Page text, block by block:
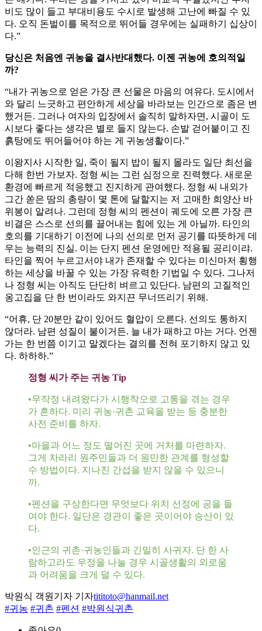
비도 많이 들고 부대비용도 수시로 발생해 고난에 빠질 수 있
다. 오직 돈벌이를 목적으로 뛰어들 경우에는 실패하기 십상이
다.”
당신은 처음엔 귀농을 결사반대했다. 이젠 귀농에 호의적일
까?
“내가 귀농으로 얻은 가장 큰 선물은 마음의 여유다. 도시에서
와 달리 느긋하고 편안하게 세상을 바라보는 인간으로 좀은 변
했거든. 그러나 여자의 입장에서 솔직히 말하자면, 시골이 도
시보다 좋다는 생각은 별로 들지 않는다. 손발 걷어붙이고 진
흙탕에도 뛰어들어야 하는 게 귀농생활이다.”
이왕지사 시작한 일, 죽이 될지 밥이 될지 몰라도 일단 최선을
다해 한번 가보자. 정형 씨는 그런 심정으로 진력했다. 새로운
환경에 빠르게 적응했고 진지하게 관여했다. 정형 씨 내외가
그간 쏟은 땀의 총량이 몇 톤에 달할지는 저 고매한 희양산 바
위봉이 알려나. 그런데 정형 씨의 펜션이 궤도에 오른 가장 큰
비결은 스스로 선의를 끌어내는 힘에 있는 게 아닐까. 타인의
호의를 기대하기 이전에 나의 선의로 먼저 공기를 따뜻하게 데
우는 능력의 진실. 이는 단지 펜션 운영에만 적용될 공리이랴.
타인을 찍어 누르고서야 내가 존재할 수 있다는 미신마저 횡행
하는 세상을 바꿀 수 있는 가장 유력한 기법일 수 있다. 그나저
나 정형 씨는 아직도 단단히 벼르고 있단다. 남편의 고질적인
옹고집을 단 한 번이라도 와지끈 무너뜨리기 위해.
“어휴, 단 20분만 같이 있어도 혈압이 오른다. 선의도 통하지
않더라. 남편 성질이 불이거든. 늘 내가 패하고 마는 거다. 언젠
가는 한 번쯤 이기고 말겠다는 결의를 전혀 포기하지 않고 있
다. 하하하.”
정형 씨가 주는 귀농 Tip
•무작정 내려왔다가 시행착오로 고통을 겪는 경우
가 흔하다. 미리 귀농·귀촌 교육을 받는 등 충분한
사전 준비를 하자.
•마을과 어느 정도 떨어진 곳에 거처를 마련하자.
그게 차라리 원주민들과 더 원만한 관계를 형성할
수 방법이다. 지나친 간섭을 받지 않을 수 있으니
까.
•펜션을 구상한다면 무엇보다 위치 선정에 공을 들
여야 한다. 일단은 경관이 좋은 곳이어야 승산이 있
다.
•인근의 귀촌·귀농인들과 긴밀히 사귀자. 단 한 사
람하고라도 우정을 나눌 경우 시골생활의 외로움
과 어려움을 크게 덜 수 있다.
박원식 객원기자 기자tititoto@hanmail.net
#귀농 #귀촌 #펜션 #박원식귀촌